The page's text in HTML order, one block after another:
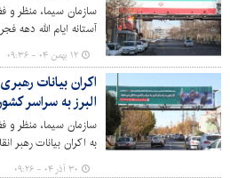
سازمان سیما، منظر
آستانه ایام الله دهه
اکران طرح‌های فرهنگی در مناطق ۱۰گانه
۱۲ بهمن ۰۴ - ۰۹:۳۶
اکران بیانات
البرز به سراسر
سازمان سیما، منظر
به اکران بیانات رهبر
۳۰ آذر ۰۴ - ۰۹:۲۶